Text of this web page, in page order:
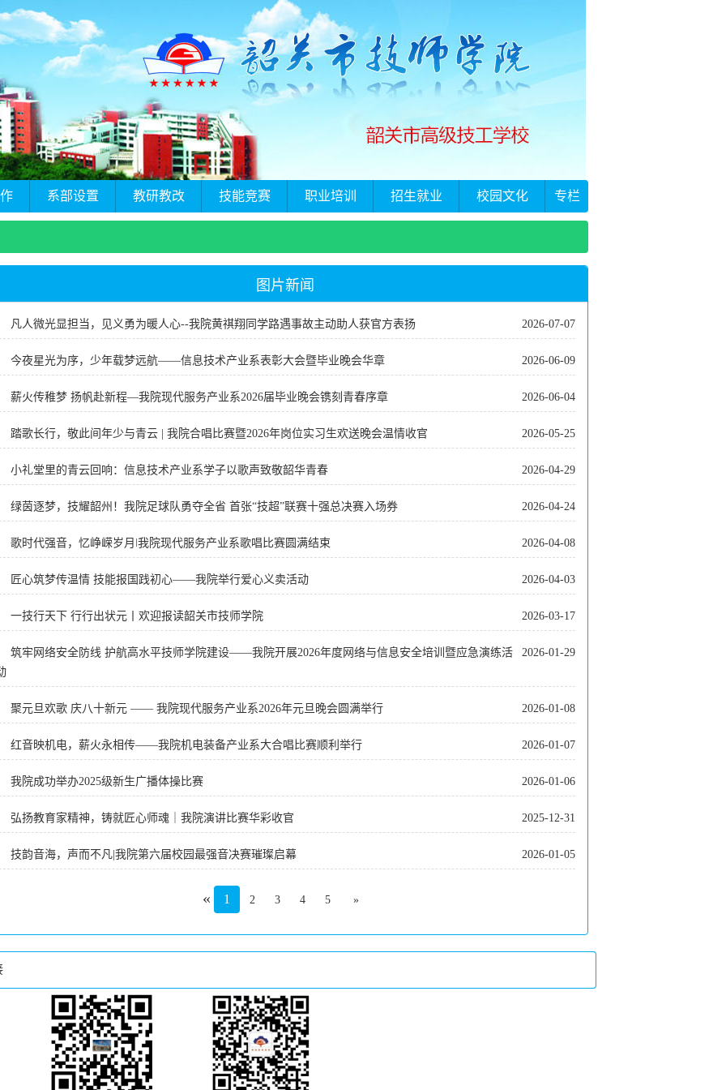
系部设置 教研教改 技能竞赛 职业培训 招生就业 校园文化 专栏
图片新闻
2026-07-07
凡人微光显担当，见义勇为暖人心--我院黄祺翔同学路遇事故主动助人获官方表扬
2026-06-09
今夜星光为序，少年载梦远航——信息技术产业系表彰大会暨毕业晚会华章
2026-06-04
薪火传稚梦 扬帆赴新程—我院现代服务产业系2026届毕业晚会镌刻青春序章
2026-05-25
踏歌长行，敬此间年少与青云 | 我院合唱比赛暨2026年岗位实习生欢送晚会温情收官
2026-04-29
小礼堂里的青云回响：信息技术产业系学子以歌声致敬韶华青春
2026-04-24
绿茵逐梦，技耀韶州！我院足球队勇夺全省 首张“技超”联赛十强总决赛入场券
2026-04-08
歌时代强音，忆峥嵘岁月ǀ我院现代服务产业系歌唱比赛圆满结束
2026-04-03
匠心筑梦传温情 技能报国践初心——我院举行爱心义卖活动
2026-03-17
一技行天下 行行出状元丨欢迎报读韶关市技师学院
2026-01-29
筑牢网络安全防线 护航高水平技师学院建设——我院开展2026年度网络与信息安全培训暨应急演练活
2026-01-08
聚元旦欢歌 庆八十新元 —— 我院现代服务产业系2026年元旦晚会圆满举行
2026-01-07
红音映机电，薪火永相传——我院机电装备产业系大合唱比赛顺利举行
2026-01-06
我院成功举办2025级新生广播体操比赛
2025-12-31
弘扬教育家精神，铸就匠心师魂｜我院演讲比赛华彩收官
2026-01-05
技韵音海，声而不凡|我院第六届校园最强音决赛璀璨启幕
« 1 2 3 4 5 »